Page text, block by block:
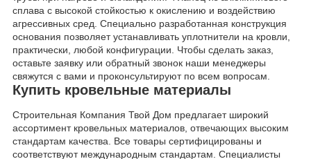
сплава с высокой стойкостью к окислению и воздействию
агрессивных сред. Специально разработанная конструкция
основания позволяет устанавливать уплотнители на кровли,
практически, любой конфигурации. Чтобы сделать заказ,
оставьте заявку или обратный звонок наши менеджеры
свяжутся с вами и проконсультируют по всем вопросам.
Купить кровельные материалы
Строительная Компания Твой Дом предлагает широкий
ассортимент кровельных материалов, отвечающих высоким
стандартам качества. Все товары сертифицированы и
соответствуют международным стандартам. Специалисты